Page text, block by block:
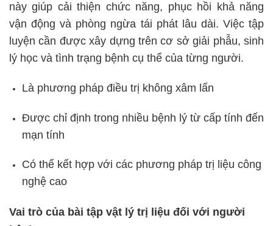
này giúp cải thiện chức năng, phục hồi khả năng
vận động và phòng ngừa tái phát lâu dài. Việc tập
luyện cần được xây dựng trên cơ sở giải phẫu, sinh
lý học và tình trạng bệnh cụ thể của từng người.
Là phương pháp điều trị không xâm lấn
Được chỉ định trong nhiều bệnh lý từ cấp tính đến
mạn tính
Có thể kết hợp với các phương pháp trị liệu công
nghệ cao
Vai trò của bài tập vật lý trị liệu đối với người